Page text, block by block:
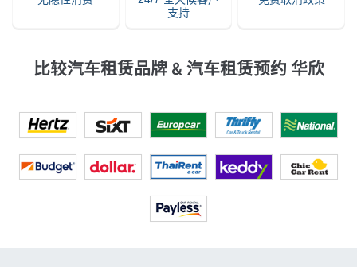
支持
比较汽车租赁品牌 & 汽车租赁预约 华欣